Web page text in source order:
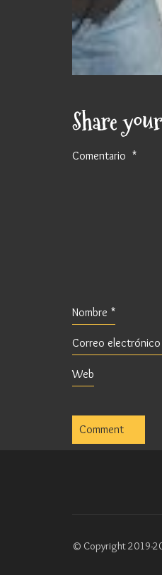
Share
Comentario *
Nombre *
Correo electrónico
Web
© Copyright 2019-